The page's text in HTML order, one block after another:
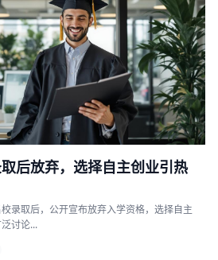
后放弃，选择自主创业引热
录取后，公开宣布放弃入学资格，选择自主
讨论...